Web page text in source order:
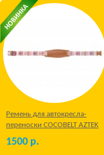
Ремень для автокресла-
переноски COCOBELT AZTEK
1500 р.